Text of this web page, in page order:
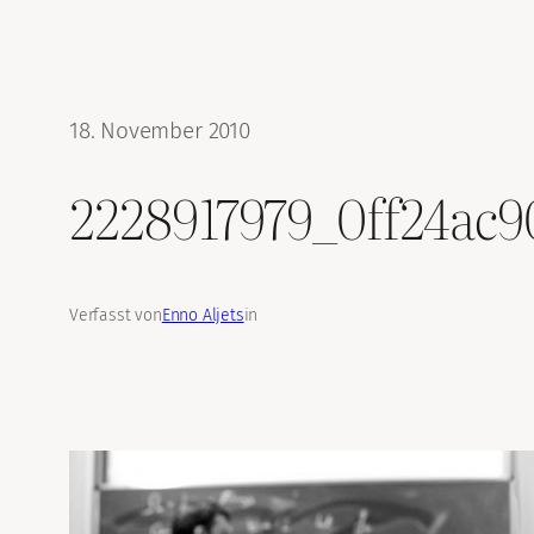
18. November 2010
Verfasst vonEnno Aljetsin